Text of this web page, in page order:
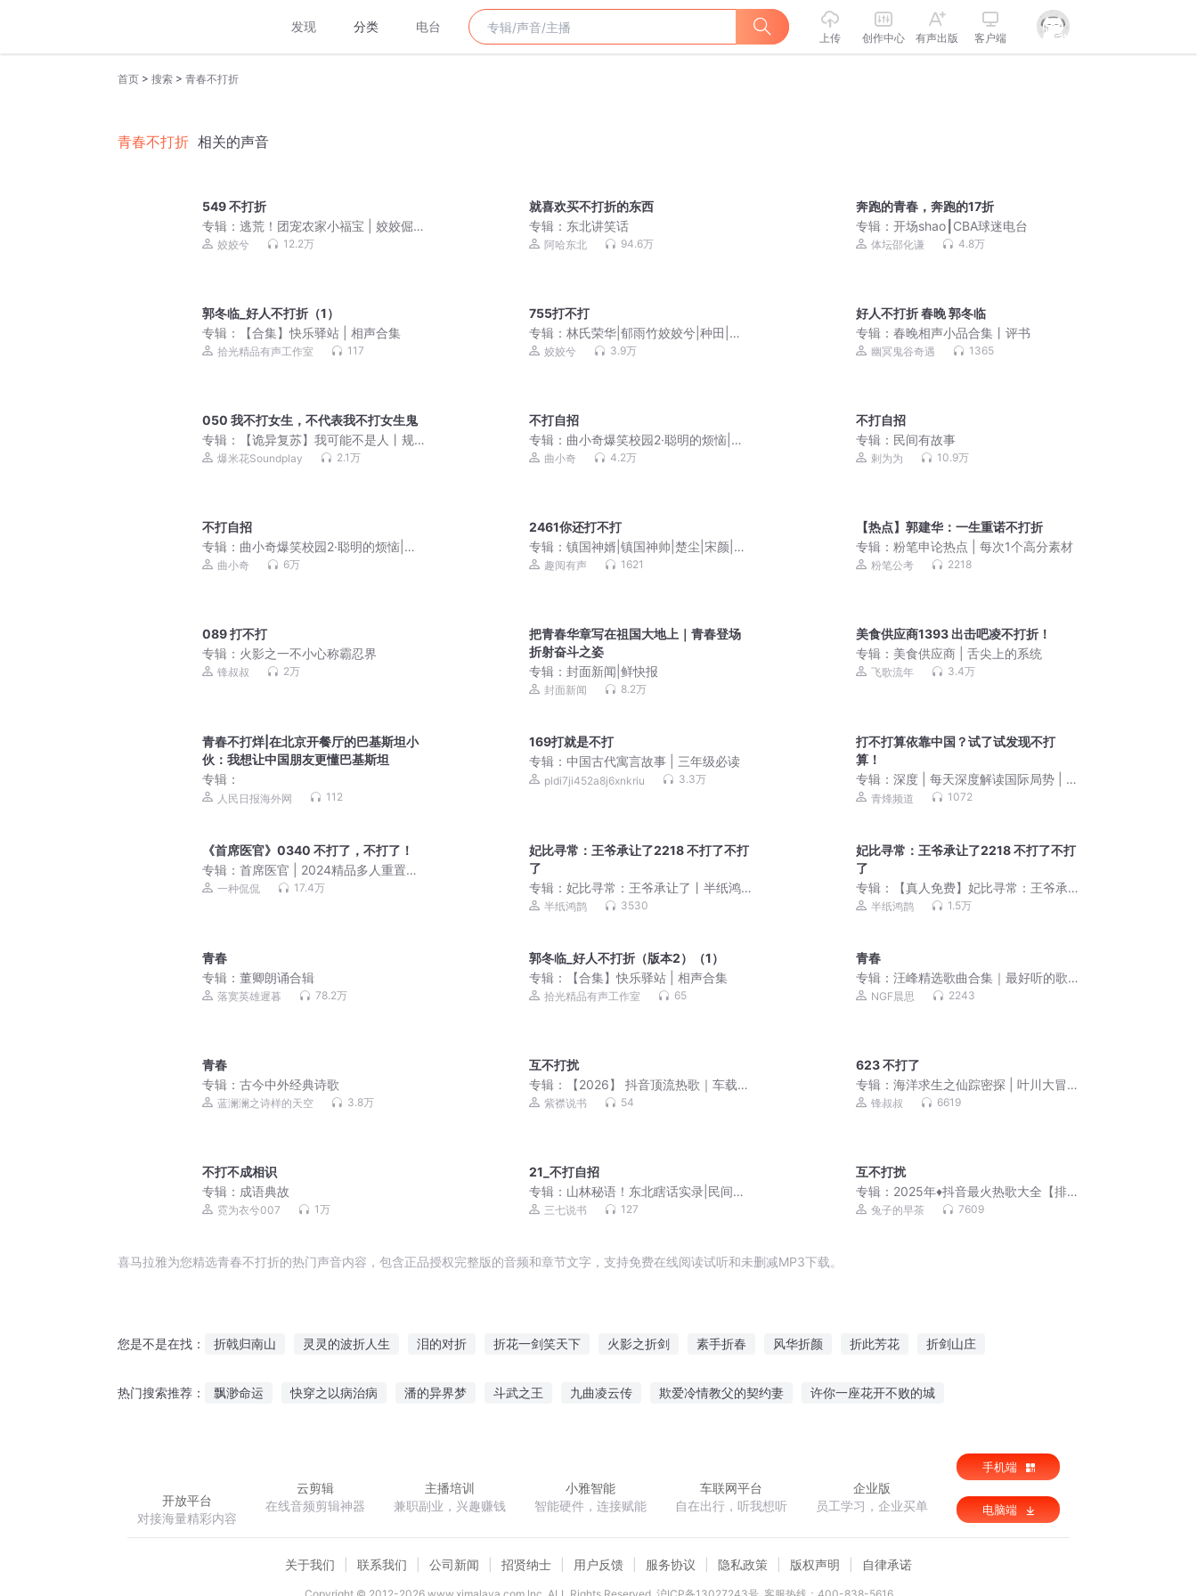
发现 分类 电台
上传 创作中心 有声出版 客户端
首页 > 搜索 > 青春不打折
青春不打折 相关的声音
549 不打折
专辑： 逃荒！团宠农家小福宝 | 姣姣倔
强的小红三七糖小糖| 温馨治愈群像|全
姣姣兮 12.2万
就喜欢买不打折的东西
专辑： 东北讲笑话
阿哈东北 94.6万
奔跑的青春，奔跑的17折
专辑：开场shao┃CBA球迷电台
体坛邵化谦 4.8万
郭冬临_好人不打折（1）
专辑：
【合集】快乐驿站 | 相声合集
拾光精品有声工作室 117
755打不打
专辑：林氏荣华|郁雨竹姣姣兮|种田|超
高口碑爆款古言
姣姣兮 3.9万
好人不打折 春晚 郭冬临
专辑：春晚相声小品合集丨评书
幽冥鬼谷奇遇 1365
050 我不打女生，不代表我不打女生鬼
专辑：
【诡异复苏】我可能不是人丨规
则怪谈丨灵异搞笑
爆米花Soundplay 2.1万
不打自招
专辑： 曲小奇爆笑校园2·聪明的烦恼|小
学生笑话|上学记
曲小奇 4.2万
不打自招
专辑： 民间有故事
剌为为 10.9万
不打自招
专辑： 曲小奇爆笑校园2·聪明的烦恼|小
学生笑话|上学记
曲小奇 6万
2461你还打不打
专辑：镇国神婿|镇国神帅|楚尘|宋颜|逆
天傻婿超级弃婿
趣阅有声 1621
【热点】郭建华：一生重诺不打折
专辑：粉笔申论热点 | 每次1个高分素材
粉笔公考 2218
089 打不打
专辑： 火影之一不小心称霸忍界
锋叔叔 2万
把青春华章写在祖国大地上｜青春登场
折射奋斗之姿
专辑：封面新闻|鲜快报
封面新闻 8.2万
美食供应商1393 出击吧凌不打折！
专辑： 美食供应商 | 舌尖上的系统
飞歌流年 3.4万
青春不打烊|在北京开餐厅的巴基斯坦小
伙：我想让中国朋友更懂巴基斯坦
专辑：
人民日报海外网 112
169打就是不打
专辑：中国古代寓言故事 | 三年级必读
pldi7ji452a8j6xnkriu 3.3万
打不打算依靠中国？试了试发现不打
算！
专辑：深度 | 每天深度解读国际局势 | 爆
更 青烽频道 1072
《首席医官》0340 不打了，不打了！
专辑： 首席医官 | 2024精品多人重置版|
一种侃侃作品 | 多人有声剧
一种侃侃 17.4万
妃比寻常：王爷承让了2218 不打了不打
了
专辑：妃比寻常：王爷承让了丨半纸鸿
鹊古言爆笑多人有声剧
半纸鸿鹊 3530
妃比寻常：王爷承让了2218 不打了不打
了
专辑：
【真人免费】妃比寻常：王爷承
让了丨半纸鸿鹊古言爆笑多人有声剧
半纸鸿鹊 1.5万
青春
专辑： 董卿朗诵合辑
落寞英雄遲暮 78.2万
郭冬临_好人不打折（版本2）（1）
专辑：
【合集】快乐驿站 | 相声合集
拾光精品有声工作室 65
青春
专辑：汪峰精选歌曲合集｜最好听的歌
曲｜超高清音质
NGF晨思 2243
青春
专辑： 古今中外经典诗歌
蓝澜澜之诗样的天空 3.8万
互不打扰
专辑：
【2026】 抖音顶流热歌｜车载无
损典藏版
紫襟说书 54
623 不打了
专辑：海洋求生之仙踪密探 | 叶川大冒
险 | 锋叔叔
锋叔叔 6619
不打不成相识
专辑： 成语典故
霓为衣兮007 1万
21_不打自招
专辑： 山林秘语！东北瞎话实录|民间故
事，长白山下的禁忌
三七说书 127
互不打扰
专辑： 2025年♦️抖音最火热歌大全【排
行榜】600首
兔子的早茶 7609
喜马拉雅为您精选青春不打折的热门声音内容，包含正品授权完整版的音频和章节文字，支持免费在线阅读试听和未删减MP3下载。
您是不是在找： 折戟归南山 灵灵的波折人生 泪的对折 折花一剑笑天下 火影之折剑 素手折春 风华折颜 折此芳花 折剑山庄
热门搜索推荐： 飘渺命运 快穿之以病治病 潘的异界梦 斗武之王 九曲凌云传 欺爱冷情教父的契约妻 许你一座花开不败的城
开放平台
对接海量精彩内容
云剪辑
在线音频剪辑神器
主播培训
兼职副业，兴趣赚钱
小雅智能
智能硬件，连接赋能
车联网平台
自在出行，听我想听
企业版
员工学习，企业买单
手机端
电脑端
关于我们 联系我们 公司新闻 招贤纳士 用户反馈 服务协议 隐私政策 版权声明 自律承诺